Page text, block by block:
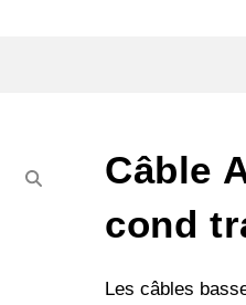
Câble
cond
Les câbles